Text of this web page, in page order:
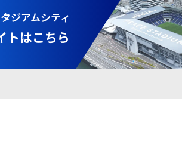
ジアムシティ
トはこちら